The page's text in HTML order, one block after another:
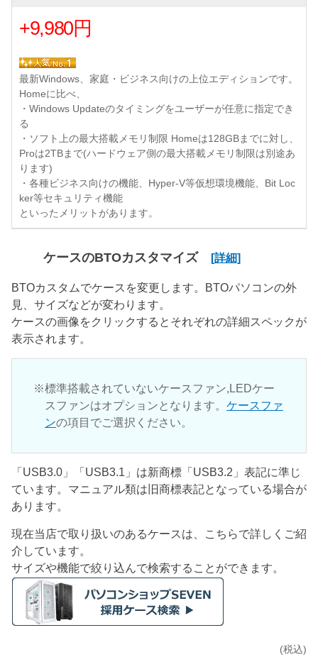
+9,980円
最新Windows、家庭・ビジネス向けの上位エディションです。
Homeに比べ、
・Windows Updateのタイミングをユーザーが任意に指定でき
る
・ソフト上の最大搭載メモリ制限 Homeは128GBまでに対し、
Proは2TBまで(ハードウェア側の最大搭載メモリ制限は別途あ
ります)
・各種ビジネス向けの機能、Hyper-V等仮想環境機能、Bit Loc
ker等セキュリティ機能
といったメリットがあります。
ケースのBTOカスタマイズ [詳細]
BTOカスタムでケースを変更します。BTOパソコンの外
見、サイズなどが変わります。
ケースの画像をクリックするとそれぞれの詳細スペックが
表示されます。
標準搭載されていないケースファン,LEDケー
スファンはオプションとなります。 ケースファ
ンの項目でご選択ください。
「USB3.0」「USB3.1」は新商標「USB3.2」表記に準じ
ています。マニュアル類は旧商標表記となっている場合が
あります。
現在当店で取り扱いのあるケースは、こちらで詳しくご紹
介しています。
サイズや機能で絞り込んで検索することができます。
(税込)